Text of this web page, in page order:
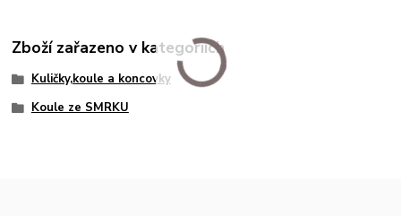
Zboží zařazeno v kategoriích
Kuličky,koule a koncovky
Koule ze SMRKU